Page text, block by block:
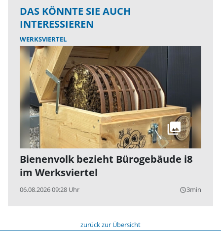
DAS KÖNNTE SIE AUCH
INTERESSIEREN
WERKSVIERTEL
Bienenvolk bezieht Bürogebäude i8
im Werksviertel
06.08.2026 09:28 Uhr query_builder3min
zurück zur Übersicht